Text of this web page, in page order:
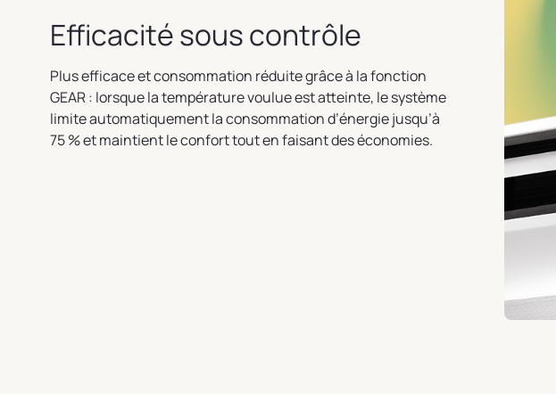
Efficacité sous contrôle
Plus efficace et consommation réduite grâce à la fonction
GEAR : lorsque la température voulue est atteinte, le système
limite automatiquement la consommation d’énergie jusqu’à
75 % et maintient le confort tout en faisant des économies.